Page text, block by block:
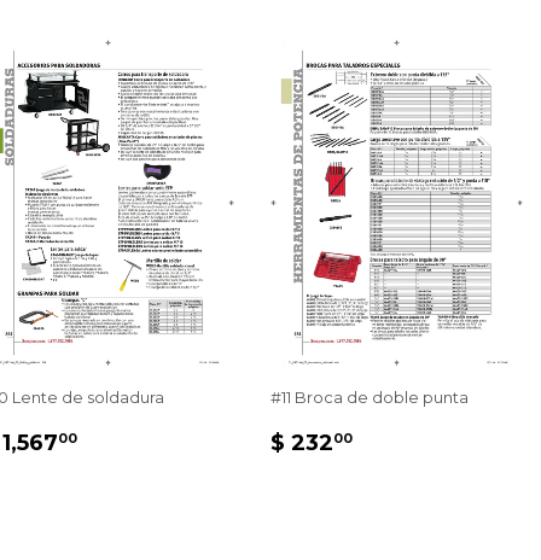
Lente de soldadura
00
#11 Broca de doble punta
PRECIO
$ 23200